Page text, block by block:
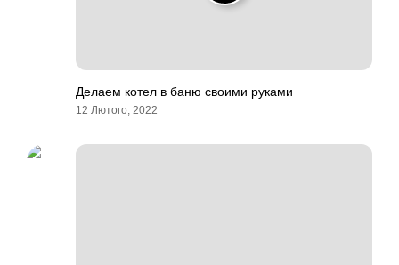
Делаем котел в баню своими руками
12 Лютого, 2022